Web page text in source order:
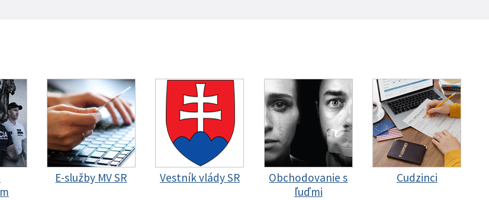
E-služby MV SR Vestník vlády SR
Obchodovanie s
ľuďmi
Cudzinci